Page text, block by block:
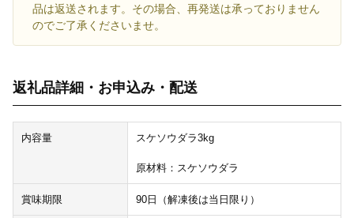
品は返送されます。その場合、再発送は承っておりません
のでご了承くださいませ。
返礼品詳細・お申込み・配送
内容量 スケソウダラ3kg
原材料：スケソウダラ
賞味期限 90日（解凍後は当日限り）